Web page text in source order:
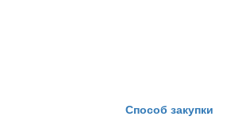
Способ закупки